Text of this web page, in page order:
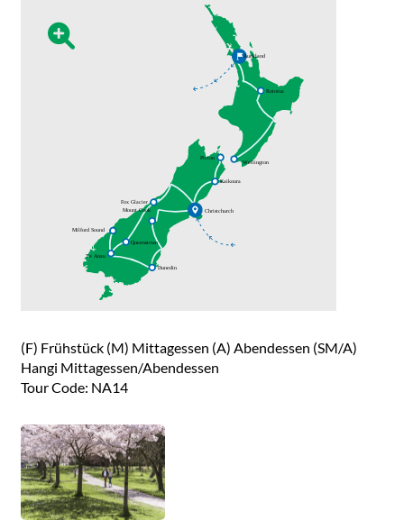
(F) Frühstück (M) Mittagessen (A) Abendessen (SM/A)
Hangi Mittagessen/Abendessen
Tour Code: NA14